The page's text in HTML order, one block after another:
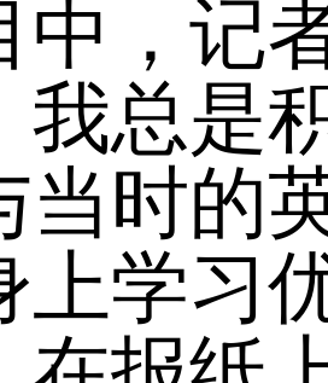
中，记
我总是
当时的
上学习